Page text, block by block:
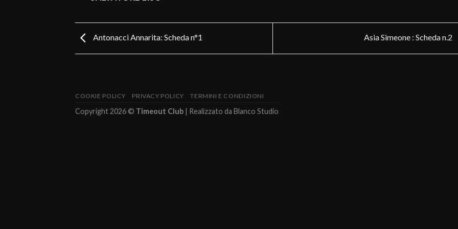
Antonacci Annarita: Scheda n°1 Asia Simeone : Scheda n.2
COOKIE POLICY PRIVACY POLICY TERMINI E CONDIZIONI
Copyright 2026 © Timeout Club | Realizzato da Blanco Studio